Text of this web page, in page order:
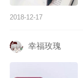
2018-12-17
幸福玫瑰